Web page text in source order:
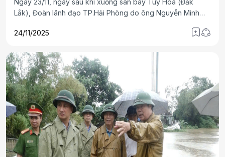
Lắk), Đoàn lãnh đạo TP.Hải Phòng do ông Nguyễn Minh
hỏi, động viên, trao tiền, vật tư y tế hỗ trợ người dân tỉnh
24/11/2025